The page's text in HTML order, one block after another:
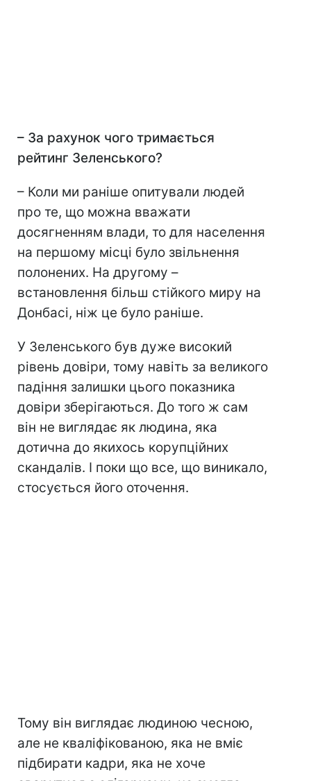
– За рахунок чого тримається
рейтинг Зеленського?
– Коли ми раніше опитували людей
про те, що можна вважати
досягненням влади, то для населення
на першому місці було звільнення
полонених. На другому –
встановлення більш стійкого миру на
Донбасі, ніж це було раніше.
У Зеленського був дуже високий
рівень довіри, тому навіть за великого
падіння залишки цього показника
довіри зберігаються. До того ж сам
він не виглядає як людина, яка
дотична до якихось корупційних
скандалів. І поки що все, що виникало,
стосується його оточення.
Тому він виглядає людиною чесною,
але не кваліфікованою, яка не вміє
підбирати кадри, яка не хоче